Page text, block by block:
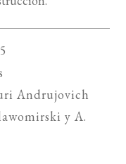
Andrujovich
y A.